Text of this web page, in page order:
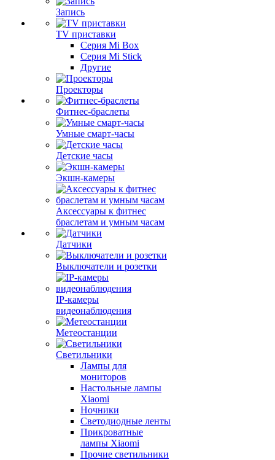
Запись
TV приставки
Серия Mi Box
Серия Mi Stick
Другие
Проекторы
Фитнес-браслеты
Умные смарт-часы
Детские часы
Экшн-камеры
Аксессуары к фитнес
браслетам и умным часам
Датчики
Выключатели и розетки
IP-камеры
видеонаблюдения
Метеостанции
Светильники
Лампы для
мониторов
Настольные лампы
Xiaomi
Ночники
Светодиодные ленты
Прикроватные
лампы Xiaomi
Прочие светильники